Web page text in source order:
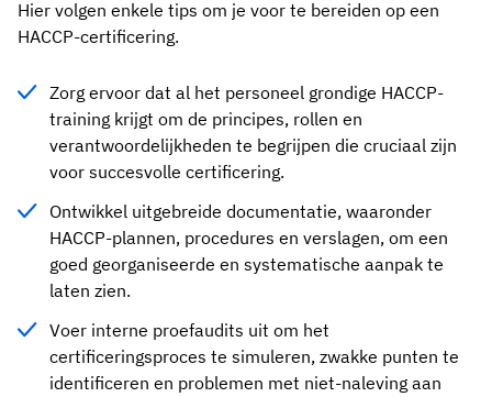
Hier volgen enkele tips om je voor te bereiden op een
HACCP-certificering.
Zorg ervoor dat al het personeel grondige HACCP-
training krijgt om de principes, rollen en
verantwoordelijkheden te begrijpen die cruciaal zijn
voor succesvolle certificering.
Ontwikkel uitgebreide documentatie, waaronder
HACCP-plannen, procedures en verslagen, om een
goed georganiseerde en systematische aanpak te
laten zien.
Voer interne proefaudits uit om het
certificeringsproces te simuleren, zwakke punten te
identificeren en problemen met niet-naleving aan